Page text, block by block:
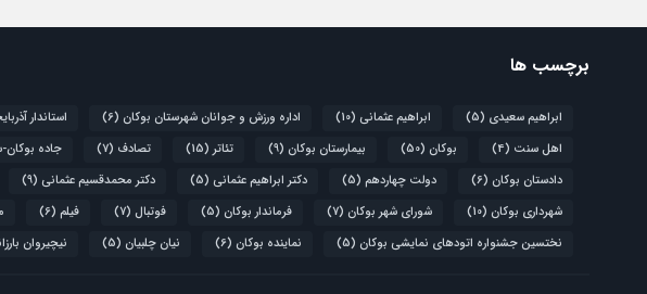
برچسب ها
ابراهیم سعیدی (5) ابراهیم عثمانی (10) اداره ورزش و جوانان شهرستان بوکان (6) استاندار
اهل سنت (4) بوکان (50) بیمارستان بوکان (9) تئاتر (15) تصادف (7) جاده
دادستان بوکان (6) دولت چهاردهم (5) دکتر ابراهیم عثمانی (5) دکتر محمدقسیم عثمانی (9)
شهرداری بوکان (10) شورای شهر بوکان (7) فرماندار بوکان (5) فوتبال (7) فیلم (6)
نختسین جشنواره اتودهای نمایشی بوکان (5) نماینده بوکان (6) نیان چلبیان (5) نیچیروان